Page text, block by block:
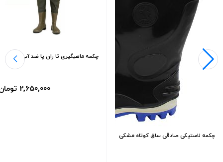
چکمه لاستیکی صادقی ساق کوتاه مشکی
چکمه ماهیگیری تا ران پا ضد آب و اصل
2٬650٬000 تومان